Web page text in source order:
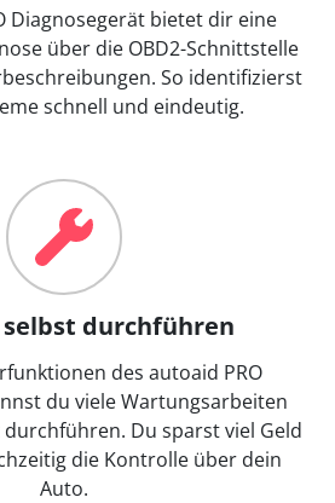
Diagnosegerät bietet dir eine
über die OBD2-Schnittstelle
So identifizierst
schnell und eindeutig.
durchführen
des autoaid PRO
du viele Wartungsarbeiten
Du sparst viel Geld
die Kontrolle über dein
Auto.